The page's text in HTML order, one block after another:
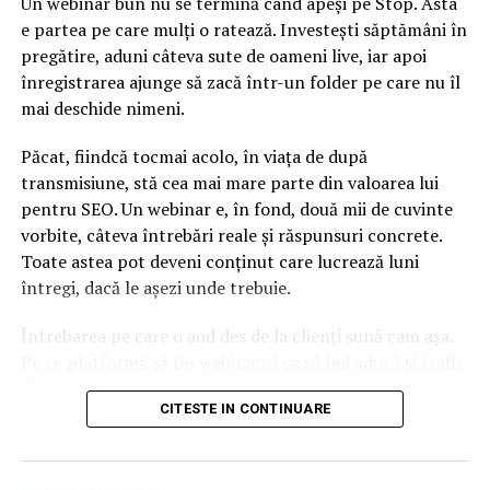
e partea pe care mulți o ratează. Investești săptămâni în
pregătire, aduni câteva sute de oameni live, iar apoi
înregistrarea ajunge să zacă într-un folder pe care nu îl
mai deschide nimeni.
Păcat, fiindcă tocmai acolo, în viața de după
transmisiune, stă cea mai mare parte din valoarea lui
pentru SEO. Un webinar e, în fond, două mii de cuvinte
vorbite, câteva întrebări reale și răspunsuri concrete.
Toate astea pot deveni conținut care lucrează luni
întregi, dacă le așezi unde trebuie.
Întrebarea pe care o aud des de la clienți sună cam așa.
din Google, nu doar lead-uri pe moment? Răspunsul
scurt e că platforma contează, dar nu în felul în care
CITESTE IN CONTINUARE